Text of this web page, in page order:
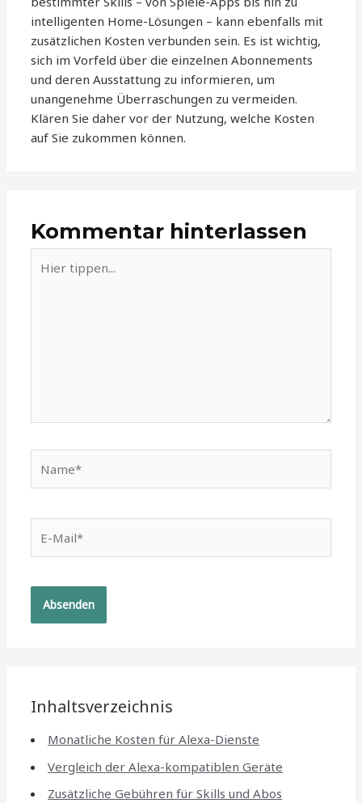
intelligenten Home-Lösungen – kann ebenfalls mit
zusätzlichen Kosten verbunden sein. Es ist wichtig,
sich im Vorfeld über die einzelnen Abonnements
und deren Ausstattung zu informieren, um
unangenehme Überraschungen zu vermeiden.
Klären Sie daher vor der Nutzung, welche Kosten
auf Sie zukommen können.
Kommentar hinterlassen
tippen...
Mail*
Inhaltsverzeichnis
Monatliche Kosten für Alexa-Dienste
Vergleich der Alexa-kompatiblen Geräte
Zusätzliche Gebühren für Skills und Abos